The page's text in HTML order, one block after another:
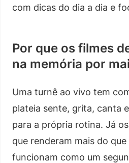
com dicas do dia a dia e
Por que os filmes
na memória por
Uma turnê ao vivo tem
plateia sente, grita, canta
para a própria rotina. Já
que renderam mais do
funcionam como um